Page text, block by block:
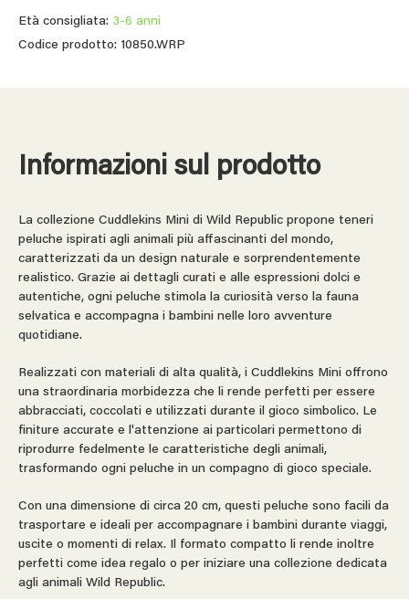
Età consigliata: 3-6 anni
Codice prodotto: 10850.WRP
Informazioni sul prodotto
La collezione Cuddlekins Mini di Wild Republic propone teneri
peluche ispirati agli animali più affascinanti del mondo,
caratterizzati da un design naturale e sorprendentemente
realistico. Grazie ai dettagli curati e alle espressioni dolci e
autentiche, ogni peluche stimola la curiosità verso la fauna
selvatica e accompagna i bambini nelle loro avventure
quotidiane.
Realizzati con materiali di alta qualità, i Cuddlekins Mini offrono
una straordinaria morbidezza che li rende perfetti per essere
abbracciati, coccolati e utilizzati durante il gioco simbolico. Le
finiture accurate e l'attenzione ai particolari permettono di
riprodurre fedelmente le caratteristiche degli animali,
trasformando ogni peluche in un compagno di gioco speciale.
Con una dimensione di circa 20 cm, questi peluche sono facili da
trasportare e ideali per accompagnare i bambini durante viaggi,
uscite o momenti di relax. Il formato compatto li rende inoltre
perfetti come idea regalo o per iniziare una collezione dedicata
agli animali Wild Republic.